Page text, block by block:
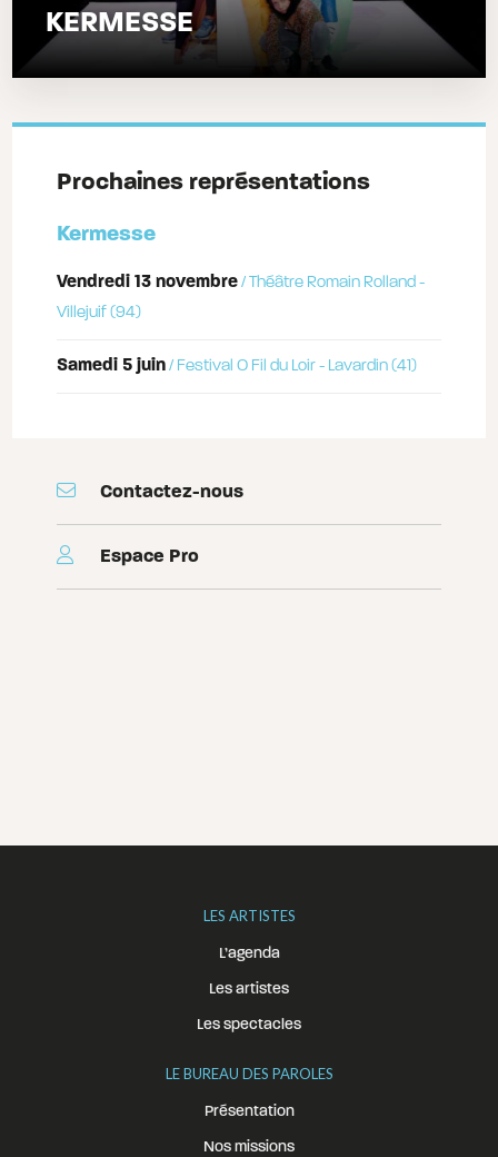
KERMESSE
Prochaines représentations
Kermesse
vendredi 13 novembre / Théâtre Romain Rolland -
Villejuif (94)
samedi 5 juin / Festival O Fil du Loir - Lavardin (41)
Contactez-nous
Espace Pro
LES ARTISTES
L’agenda
Les artistes
Les spectacles
LE BUREAU DES PAROLES
Présentation
Nos missions